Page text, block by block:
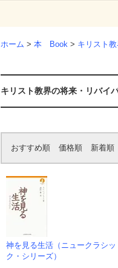
ホーム > 本 Book > キリスト
キリスト教界の将来・リバイ
おすすめ順 価格順 新着順
神を見る生活（ニュークラシッ
ク・シリーズ）